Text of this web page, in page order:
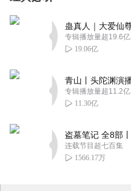
专辑播放量超19.6亿
19.06亿
专辑播放量超11.2亿
11.30亿
连载节目超七百集
1566.17万